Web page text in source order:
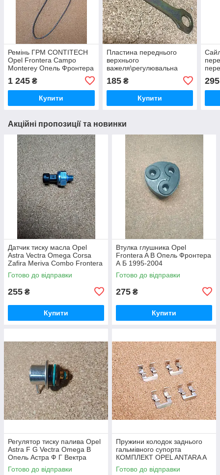
Ремінь ГРМ CONTITECH
Opel Frontera Campo
Monterey Опель Фронтера
1 245 ₴
Купити
Пластина переднього
верхнього
важеля\регулювальна
Opel Frontera B Monterey
Опель Фронтера
Монтерей
185₴
Купити
295
Акційні пропозиції та новинки
Датчик тиску масла Opel
Astra Vectra Omega Corsa
Zafira Meriva Combo Frontera
Опель Фронтера Астра
Вектра Омега Корса Зафіра
Готово до відправки
255 ₴
Купити
Втулка глушника Opel
Frontera A B Опель Фронтера
А Б 1995-2004
Готово до відправки
275 ₴
Купити
Регулятор тиску палива Opel
Astra F G Vectra Omega B
Опель Астра Ф Г Вектра
Омега
Готово до відправки
Пружини колодок заднього
гальмівного супорта
КОМПЛЕКТ OPEL ANTARA A
(L07) CHEVROLET CAPTIVA
(C100, C140) 2.4 2006.06-
Готово до відправки